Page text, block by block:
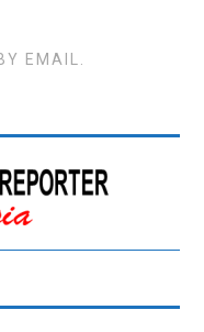
EMAIL.